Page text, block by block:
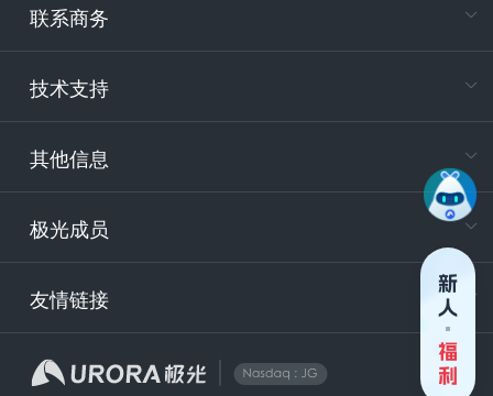
联系商务
技术支持
其他信息
极光成员
友情链接
电
400-
技
安
企